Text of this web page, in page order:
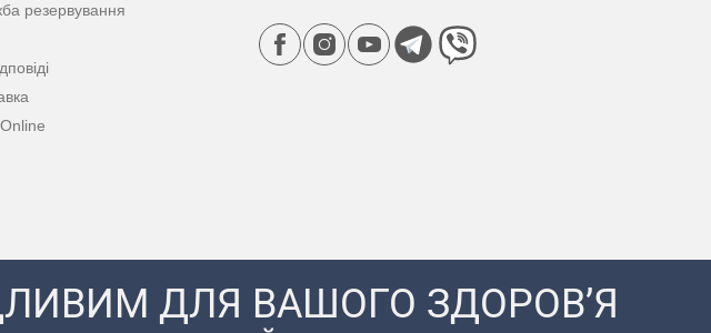
резервування
ДЛЯ ВАШОГО ЗДОРОВ’Я